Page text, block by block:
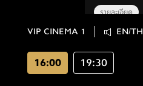
รายละเอียด
VIP CINEMA 1 EN/TH
16:00 19:30